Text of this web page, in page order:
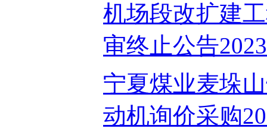
机场段改扩建
审终止公告
宁夏煤业麦垛
动机询价采购